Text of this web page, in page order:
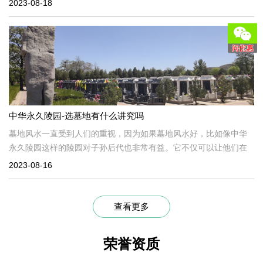
2023-08-18
中华永久陵园-选墓地有什么讲究吗
墓地风水一直受到人们的重视，因为如果墓地风水好，比如像中华
永久陵园这样的陵园对子孙后代也非常有益。它不仅可以让他们在
生活和工作中获得更多更好的发展机会，还可以让子孙后代各方面
2023-08-16
查看更多
荣誉资质